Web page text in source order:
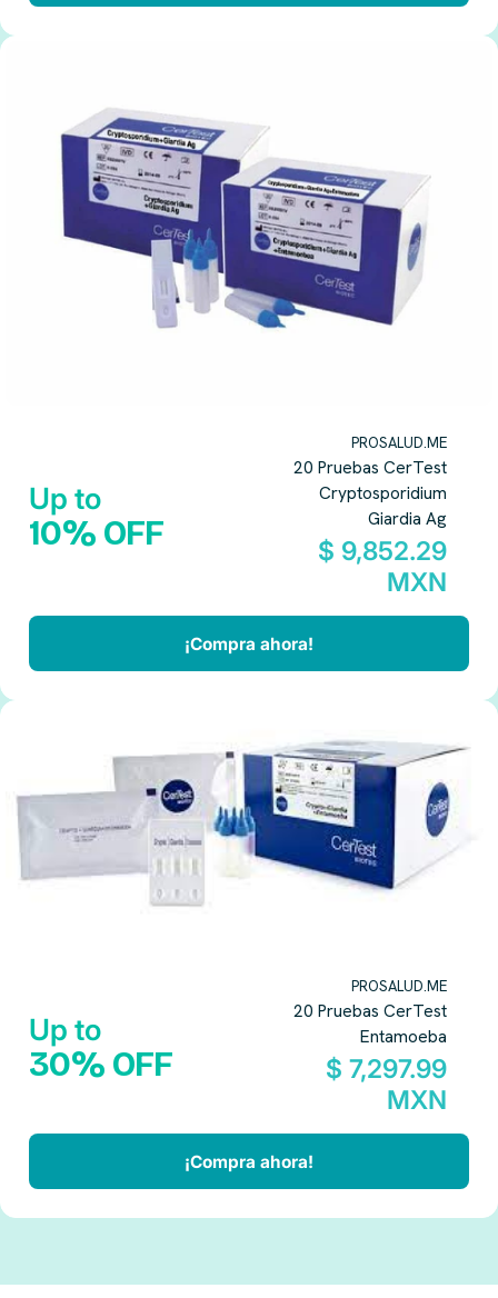
Up to
10% OFF
PROSALUD.ME
20 Pruebas CerTest
Cryptosporidium
Giardia Ag
$ 9,852.29
MXN
¡Compra ahora!
Up to
30% OFF
PROSALUD.ME
20 Pruebas CerTest
Entamoeba
$ 7,297.99
MXN
¡Compra ahora!